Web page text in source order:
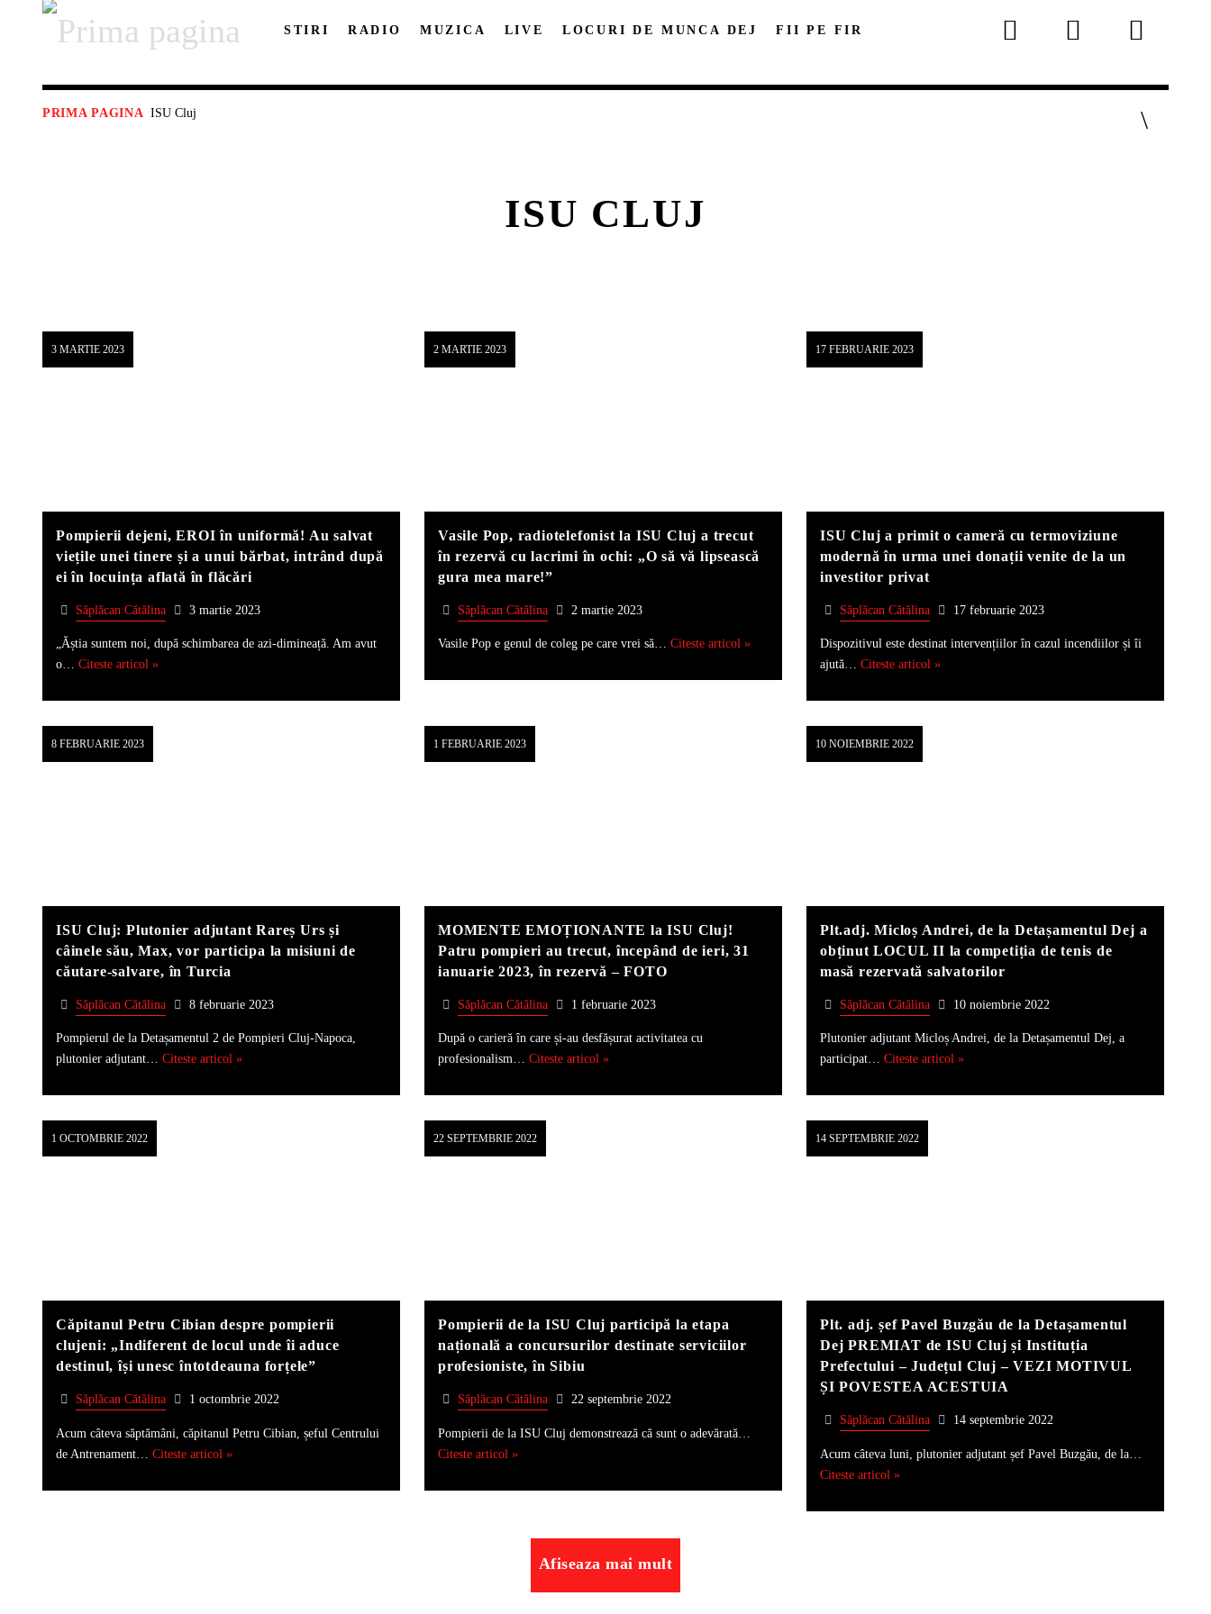
STIRI RADIO MUZICA LIVE LOCURI DE MUNCA DEJ FII PE FIR
CAUTA IN SITE:
DISTRIBUIE PAGINA PE:
PRIMA PAGINA ISU Cluj
ISU CLUJ
3 MARTIE 2023
Pompierii dejeni, EROI în uniformă! Au salvat
viețile unei tinere și a unui bărbat, intrând după
ei în locuința aflată în flăcări
Săplăcan Cătălina 3 martie 2023
„Ăștia suntem noi, după schimbarea de azi-dimineață. Am avut
o… Citeste articol »
2 MARTIE 2023
Vasile Pop, radiotelefonist la ISU Cluj a trecut
în rezervă cu lacrimi în ochi: „O să vă lipsească
gura mea mare!”
Săplăcan Cătălina 2 martie 2023
Vasile Pop e genul de coleg pe care vrei să… Citeste articol »
17 FEBRUARIE 2023
ISU Cluj a primit o cameră cu termoviziune
modernă în urma unei donații venite de la un
investitor privat
Săplăcan Cătălina 17 februarie 2023
Dispozitivul este destinat intervențiilor în cazul incendiilor și îi
ajută… Citeste articol »
8 FEBRUARIE 2023
ISU Cluj: Plutonier adjutant Rareș Urs și
câinele său, Max, vor participa la misiuni de
căutare-salvare, în Turcia
Săplăcan Cătălina 8 februarie 2023
Pompierul de la Detașamentul 2 de Pompieri Cluj-Napoca,
plutonier adjutant… Citeste articol »
1 FEBRUARIE 2023
MOMENTE EMOȚIONANTE la ISU Cluj!
Patru pompieri au trecut, începând de ieri, 31
ianuarie 2023, în rezervă – FOTO
Săplăcan Cătălina 1 februarie 2023
După o carieră în care și-au desfășurat activitatea cu
profesionalism… Citeste articol »
10 NOIEMBRIE 2022
Plt.adj. Micloș Andrei, de la Detașamentul Dej a
obținut LOCUL II la competiția de tenis de
masă rezervată salvatorilor
Săplăcan Cătălina 10 noiembrie 2022
Plutonier adjutant Micloș Andrei, de la Detașamentul Dej, a
participat… Citeste articol »
1 OCTOMBRIE 2022
Căpitanul Petru Cibian despre pompierii
clujeni: „Indiferent de locul unde îi aduce
destinul, își unesc întotdeauna forțele”
Săplăcan Cătălina 1 octombrie 2022
Acum câteva săptămâni, căpitanul Petru Cibian, șeful Centrului
de Antrenament… Citeste articol »
22 SEPTEMBRIE 2022
Pompierii de la ISU Cluj participă la etapa
națională a concursurilor destinate serviciilor
profesioniste, în Sibiu
Săplăcan Cătălina 22 septembrie 2022
Pompierii de la ISU Cluj demonstrează că sunt o adevărată…
Citeste articol »
14 SEPTEMBRIE 2022
Plt. adj. șef Pavel Buzgău de la Detașamentul
Dej PREMIAT de ISU Cluj și Instituția
Prefectului – Județul Cluj – VEZI MOTIVUL
ȘI POVESTEA ACESTUIA
Săplăcan Cătălina 14 septembrie 2022
Acum câteva luni, plutonier adjutant șef Pavel Buzgău, de la…
Citeste articol »
Afiseaza mai mult